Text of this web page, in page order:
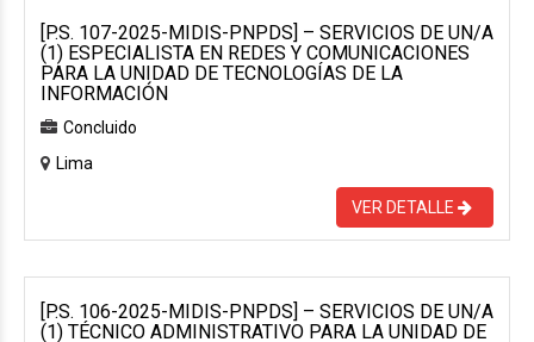
[P.S. 107-2025-MIDIS-PNPDS] – SERVICIOS DE UN/A
(1) ESPECIALISTA EN REDES Y COMUNICACIONES
PARA LA UNIDAD DE TECNOLOGÍAS DE LA
INFORMACIÓN
Concluido
Lima
VER DETALLE
[P.S. 106-2025-MIDIS-PNPDS] – SERVICIOS DE UN/A
(1) TÉCNICO ADMINISTRATIVO PARA LA UNIDAD DE